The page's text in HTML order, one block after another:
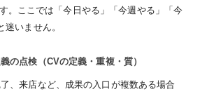
。ここでは「今日やる」「今週やる」「今
迷いません。
の点検（CVの定義・重複・質）
、来店など、成果の入口が複数ある場合